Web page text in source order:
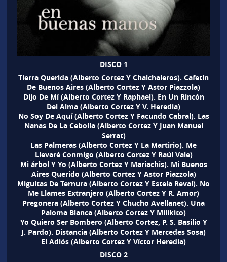
DISCO 1
Tierra Querida (Alberto Cortez Y Chalchaleros). Cafetín
De Buenos Aires (Alberto Cortez Y Astor Piazzola)
Dijo De Mí (Alberto Cortez Y Raphael). En Un Rincón
Del Alma (Alberto Cortez Y V. Heredia)
No Soy De Aquí (Alberto Cortez Y Facundo Cabral). Las
Nanas De La Cebolla (Alberto Cortez Y Juan Manuel
Serrat)
Las Palmeras (Alberto Cortez Y La Martirio). Me
Llevaré Conmigo (Alberto Cortez Y Raúl Vale)
Mi árbol Y Yo (Alberto Cortez Y Mariachis). Mi Buenos
Aires Querido (Alberto Cortez Y Astor Piazzola)
Miguitas De Ternura (Alberto Cortez Y Estela Reval). No
Me Llames Extranjero (Alberto Cortez Y R. Amor)
Pregonera (Alberto Cortez Y Chucho Avellanet). Una
Paloma Blanca (Alberto Cortez Y Milikito)
Yo Quiero Ser Bombero (Alberto Cortez, P. S. Basilio Y
J. Pardo). Distancia (Alberto Cortez Y Mercedes Sosa)
El Adiós (Alberto Cortez Y Víctor Heredia)
DISCO 2